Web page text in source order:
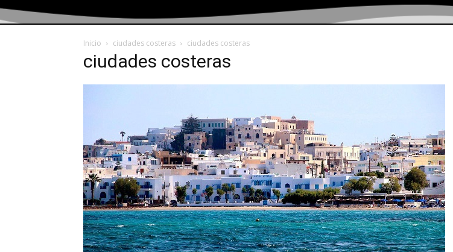
Inicio ciudades costeras ciudades costeras
ciudades costeras